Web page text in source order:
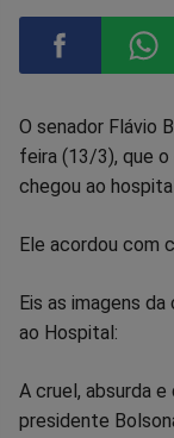
Compartilhar
no
Facebook
no
O senador Flávio
feira (13/3), que
chegou ao
Ele acordou com
Eis as imagens
ao Hospital:
A cruel, absurda
presidente